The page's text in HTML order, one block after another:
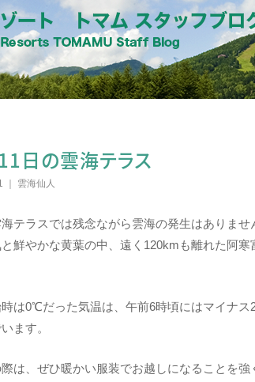
日の雲海テラス
雲海仙人
テラスでは残念ながら雲海の発生はありませ
鮮やかな黄葉の中、遠く120kmも離れた阿寒
は0℃だった気温は、午前6時頃にはマイナ
ます。
は、ぜひ暖かい服装でお越しになることを